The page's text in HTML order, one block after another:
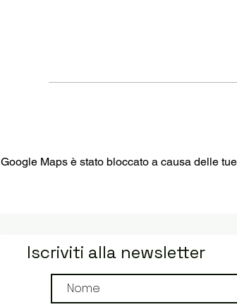
Google Maps è stato bloccato a causa delle
Iscriviti alla newsletter